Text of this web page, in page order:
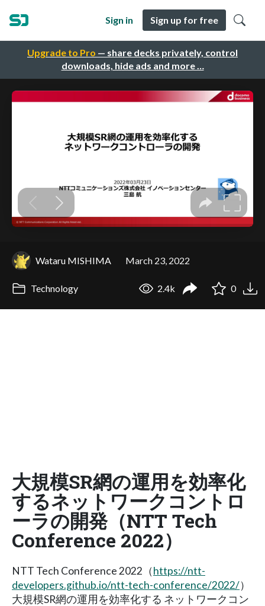
Upgrade to Pro — share decks privately, control
downloads, hide ads and more …
Sign in Sign up for free
Wataru MISHIMA March 23, 2022
Technology 2.4k 0
大規模SR網の運用を効率化
するネットワークコントロ
ーラの開発（NTT Tech
Conference 2022）
NTT Tech Conference 2022（https://ntt-
developers.github.io/ntt-tech-conference/2022/）
大規模SR網の運用を効率化する ネットワークコン